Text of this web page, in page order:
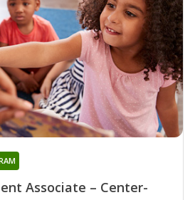
Associate – Center-